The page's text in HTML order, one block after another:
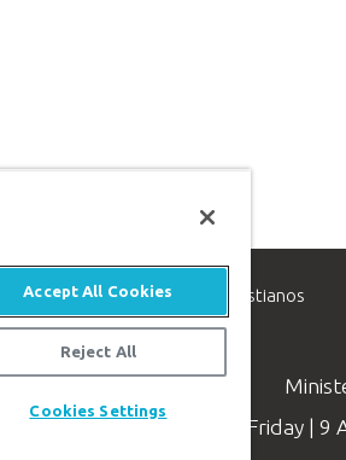
dedicado a ayudar a los cristianos
Available Monday–Friday | 9
Accept All Cookies
Reject All
Cookies Settings